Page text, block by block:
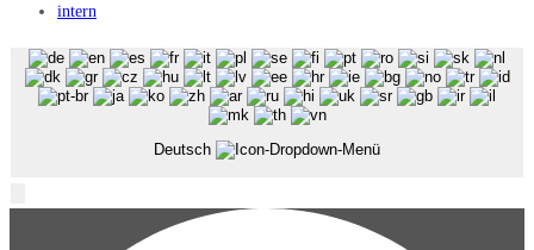
intern
Deutsch